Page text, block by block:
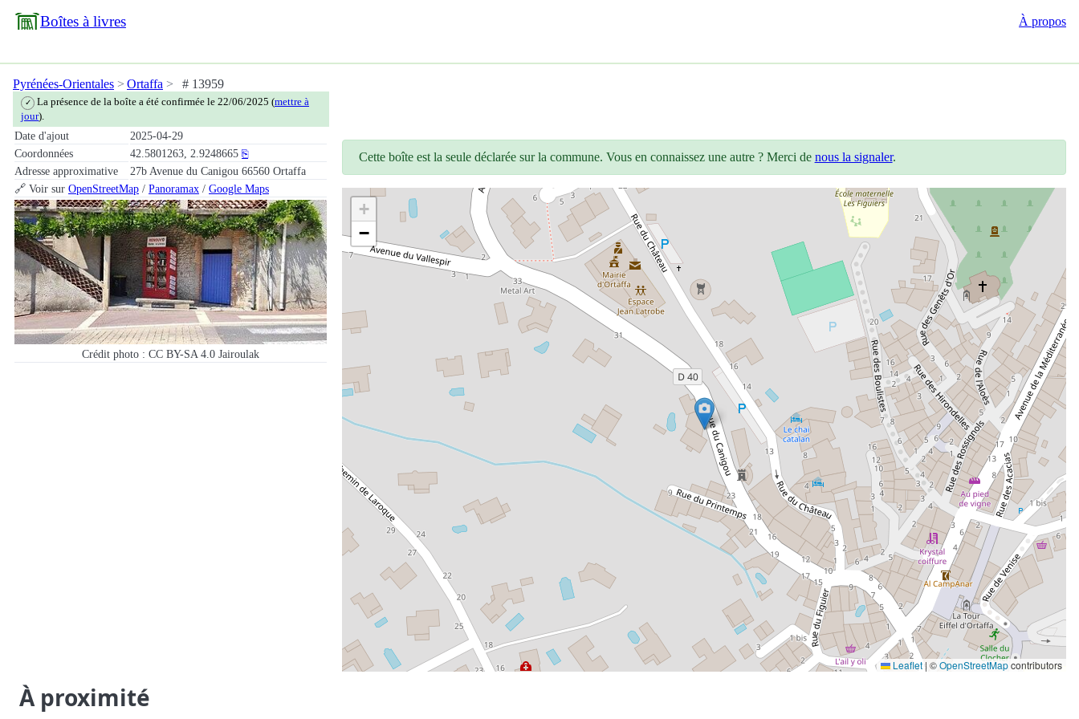
Boîtes à livres À propos
Pyrénées-Orientales Ortaffa # 13959
✓ La présence de la boîte a été confirmée le 22/06/2025 (mettre à
jour).
Date d'ajout
2025-04-29
Coordonnées
42.5801263, 2.9248665 ⎘
Adresse approximative
27b Avenue du Canigou 66560 Ortaffa
🔗 Voir sur OpenStreetMap / Panoramax / Google Maps
Crédit photo : CC BY-SA 4.0 Jairoulak
Cette boîte est la seule déclarée sur la commune. Vous en connaissez une autre ? Merci de nous la signaler.
+
−
Leaflet| ©OpenStreetMapcontributors
À proximité